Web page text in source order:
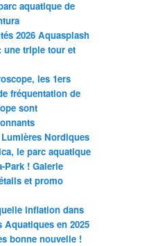
aquatique de
2026 Aquasplash
une triple tour et
les 1ers
fréquentation de
sont
Lumières Nordiques
le parc aquatique
Park ! Galerie
et promo
inflation dans
Aquatiques en 2025
bonne nouvelle !